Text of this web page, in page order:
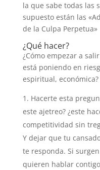
la que sabe todas las
supuesto están las
de la Culpa Perpetua»
¿Qué hacer?
¿Cómo empezar a
está poniendo en
espiritual, económica?
Hacerte esta
este ajetreo? ¿este
competitividad sin
Y dejar que tu
te responda. Si
quieren hablar